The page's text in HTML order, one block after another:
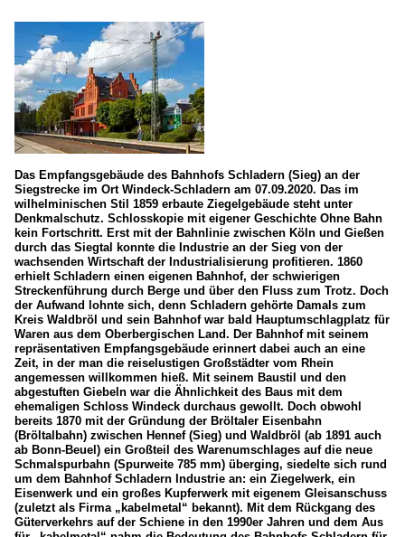
Das Empfangsgebäude des Bahnhofs Schladern (Sieg) an der
Siegstrecke im Ort Windeck-Schladern am 07.09.2020. Das im
wilhelminischen Stil 1859 erbaute Ziegelgebäude steht unter
Denkmalschutz. Schlosskopie mit eigener Geschichte Ohne Bahn
kein Fortschritt. Erst mit der Bahnlinie zwischen Köln und Gießen
durch das Siegtal konnte die Industrie an der Sieg von der
wachsenden Wirtschaft der Industrialisierung profitieren. 1860
erhielt Schladern einen eigenen Bahnhof, der schwierigen
Streckenführung durch Berge und über den Fluss zum Trotz. Doch
der Aufwand lohnte sich, denn Schladern gehörte Damals zum
Kreis Waldbröl und sein Bahnhof war bald Hauptumschlagplatz für
Waren aus dem Oberbergischen Land. Der Bahnhof mit seinem
repräsentativen Empfangsgebäude erinnert dabei auch an eine
Zeit, in der man die reiselustigen Großstädter vom Rhein
angemessen willkommen hieß. Mit seinem Baustil und den
abgestuften Giebeln war die Ähnlichkeit des Baus mit dem
ehemaligen Schloss Windeck durchaus gewollt. Doch obwohl
bereits 1870 mit der Gründung der Bröltaler Eisenbahn
(Bröltalbahn) zwischen Hennef (Sieg) und Waldbröl (ab 1891 auch
ab Bonn-Beuel) ein Großteil des Warenumschlages auf die neue
Schmalspurbahn (Spurweite 785 mm) überging, siedelte sich rund
um dem Bahnhof Schladern Industrie an: ein Ziegelwerk, ein
Eisenwerk und ein großes Kupferwerk mit eigenem Gleisanschuss
(zuletzt als Firma „kabelmetal“ bekannt). Mit dem Rückgang des
Güterverkehrs auf der Schiene in den 1990er Jahren und dem Aus